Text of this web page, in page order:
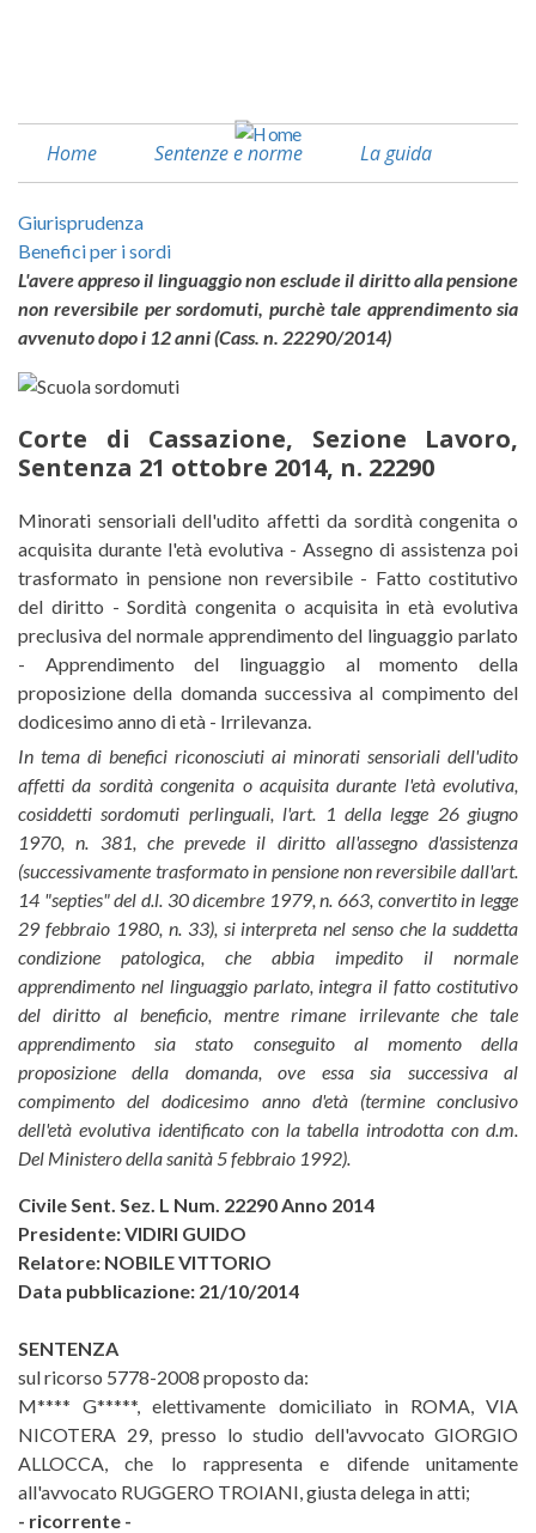
Home Sentenze e norme La guida
Giurisprudenza
Benefici per i sordi
L'avere appreso il linguaggio non esclude il diritto alla pensione
non reversibile per sordomuti, purchè tale apprendimento sia
avvenuto dopo i 12 anni (Cass. n. 22290/2014)
Corte di Cassazione, Sezione Lavoro,
Sentenza 21 ottobre 2014, n. 22290
Corte di Cassazione, Sezione
Minorati sensoriali dell'udito affetti da sordità congenita o
acquisita durante l'età evolutiva - Assegno di assistenza poi
trasformato in pensione non reversibile - Fatto costitutivo
del diritto - Sordità congenita o acquisita in età evolutiva
preclusiva del normale apprendimento del linguaggio parlato
- Apprendimento del linguaggio al momento della
proposizione della domanda successiva al compimento del
dodicesimo anno di età - Irrilevanza.
In tema di benefici riconosciuti ai minorati sensoriali dell'udito
affetti da sordità congenita o acquisita durante l'età evolutiva,
cosiddetti sordomuti perlinguali, l'art. 1 della legge 26 giugno
1970, n. 381, che prevede il diritto all'assegno d'assistenza
(successivamente trasformato in pensione non reversibile dall'art.
14 "septies" del d.l. 30 dicembre 1979, n. 663, convertito in legge
29 febbraio 1980, n. 33), si interpreta nel senso che la suddetta
condizione patologica, che abbia impedito il normale
apprendimento nel linguaggio parlato, integra il fatto costitutivo
del diritto al beneficio, mentre rimane irrilevante che tale
apprendimento sia stato conseguito al momento della
proposizione della domanda, ove essa sia successiva al
compimento del dodicesimo anno d'età (termine conclusivo
dell'età evolutiva identificato con la tabella introdotta con d.m.
Del Ministero della sanità 5 febbraio 1992).
Civile Sent. Sez. L Num. 22290 Anno 2014
Presidente: VIDIRI GUIDO
Relatore: NOBILE VITTORIO
Data pubblicazione: 21/10/2014
SENTENZA
sul ricorso 5778-2008 proposto da:
M**** G*****, elettivamente domiciliato in ROMA, VIA
NICOTERA 29, presso lo studio dell'avvocato GIORGIO
ALLOCCA, che lo rappresenta e difende unitamente
all'avvocato RUGGERO TROIANI, giusta delega in atti;
- ricorrente -